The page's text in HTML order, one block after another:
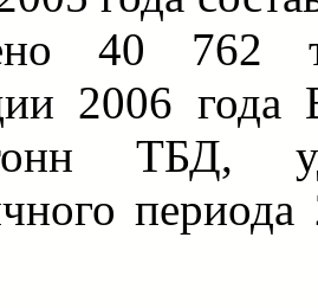
40 762
2006
ТБД,